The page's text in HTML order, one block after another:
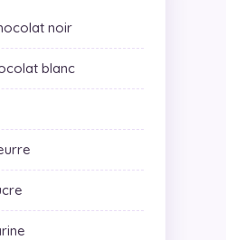
noir
blanc